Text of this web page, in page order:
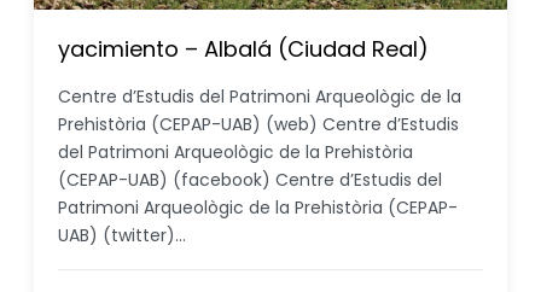
yacimiento – Albalá (Ciudad Real)
Centre d’Estudis del Patrimoni Arqueològic de la
Prehistòria (CEPAP-UAB) (web) Centre d’Estudis
del Patrimoni Arqueològic de la Prehistòria
(CEPAP-UAB) (facebook) Centre d’Estudis del
Patrimoni Arqueològic de la Prehistòria (CEPAP-
UAB) (twitter)…